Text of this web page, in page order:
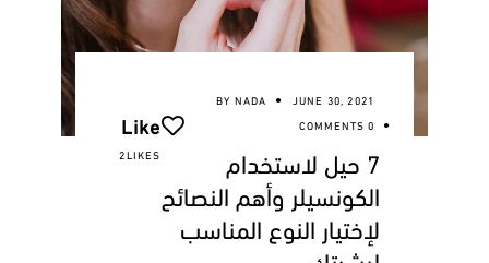
JUNE 30, 2021
BY NADA
0 COMMENTS
Like
2LIKES
7 حيل لاستخدام
الكونسيلر وأهم النصائح
لإختيار النوع المناسب